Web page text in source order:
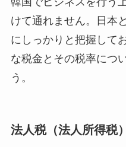
けて通れません。日本
にしっかりと把握して
な税金とその税率につ
う。
法人税（法人所得税）